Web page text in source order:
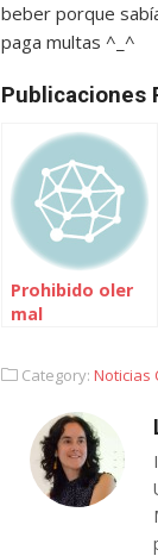
beber porque
paga multas ^_^
Publicaciones
Prohibido oler
mal
Category: Noticias